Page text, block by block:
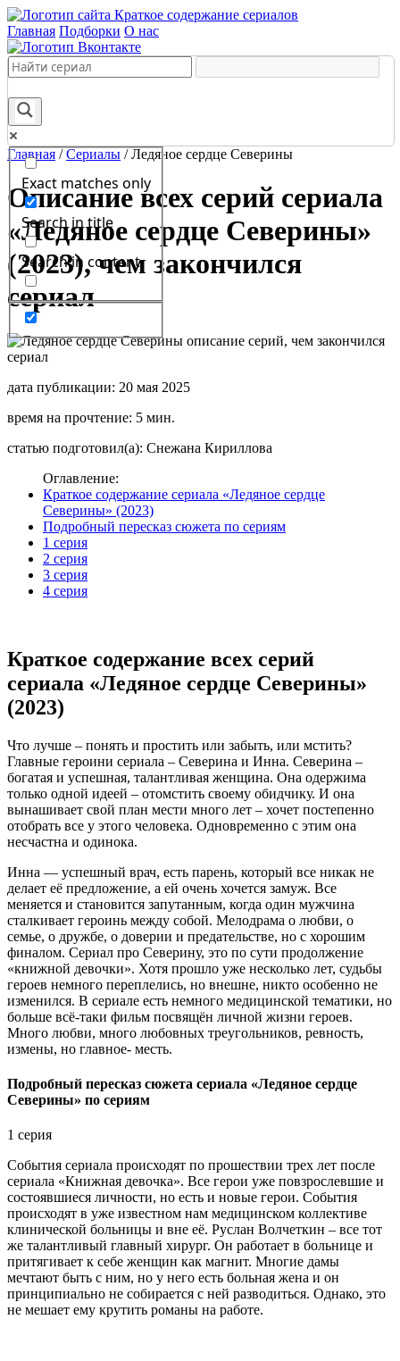
Краткое содержание сериалов
Главная Подборки О нас
Exact matches only
Search in title
Search in content
Главная /Сериалы /Ледяное сердце Северины
Описание всех серий сериала
«Ледяное сердце Северины»
(2023), чем закончился
сериал
дата публикации: 20 мая 2025
время на прочтение: 5 мин.
статью подготовил(а): Снежана Кириллова
Оглавление:
Краткое содержание сериала «Ледяное сердце
Северины» (2023)
Подробный пересказ сюжета по сериям
1 серия
2 серия
3 серия
4 серия
Краткое содержание всех серий
сериала «Ледяное сердце Северины»
(2023)
Что лучше – понять и простить или забыть, или мстить?
Главные героини сериала – Северина и Инна. Северина –
богатая и успешная, талантливая женщина. Она одержима
только одной идеей – отомстить своему обидчику. И она
вынашивает свой план мести много лет – хочет постепенно
отобрать все у этого человека. Одновременно с этим она
несчастна и одинока.
Инна — успешный врач, есть парень, который все никак не
делает её предложение, а ей очень хочется замуж. Все
меняется и становится запутанным, когда один мужчина
сталкивает героинь между собой. Мелодрама о любви, о
семье, о дружбе, о доверии и предательстве, но с хорошим
финалом. Сериал про Северину, это по сути продолжение
«книжной девочки». Хотя прошло уже несколько лет, судьбы
героев немного переплелись, но внешне, никто особенно не
изменился. В сериале есть немного медицинской тематики, но
больше всё-таки фильм посвящён личной жизни героев.
Много любви, много любовных треугольников, ревность,
измены, но главное- месть.
Подробный пересказ сюжета сериала «Ледяное сердце
Северины» по сериям
1 серия
События сериала происходят по прошествии трех лет после
сериала «Книжная девочка». Все герои уже повзрослевшие и
состоявшиеся личности, но есть и новые герои. События
происходят в уже известном нам медицинском коллективе
клинической больницы и вне её. Руслан Волчеткин – все тот
же талантливый главный хирург. Он работает в больнице и
притягивает к себе женщин как магнит. Многие дамы
мечтают быть с ним, но у него есть больная жена и он
принципиально не собирается с ней разводиться. Однако, это
не мешает ему крутить романы на работе.